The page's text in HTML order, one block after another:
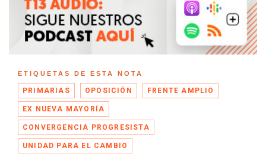
ETIQUETAS DE ESTA NOTA
PRIMARIAS OPOSICIÓN FRENTE AMPLIO
EX NUEVA MAYORÍA
CONVERGENCIA PROGRESISTA
UNIDAD PARA EL CAMBIO